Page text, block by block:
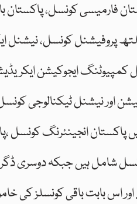
فارمیسی کونسل، پاکستان
پروفیشنل کونسل، نیشنل
کمپیوٹنگ ایجوکیشن
اور نیشنل ٹیکنالوجی
پاکستان انجینئرنگ کونسل
شامل ہیں جبکہ دوسری
اور اس بابت باقی کونسلز کی